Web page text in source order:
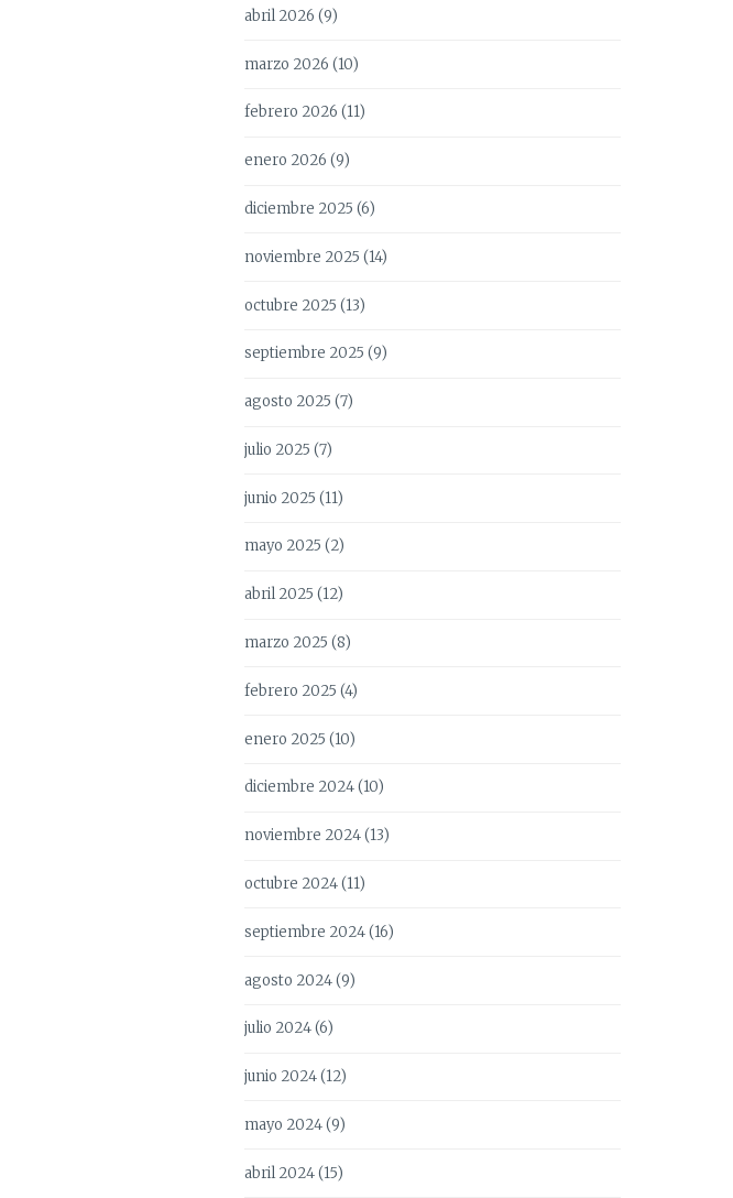
abril 2026 (9)
marzo 2026 (10)
febrero 2026 (11)
enero 2026 (9)
diciembre 2025 (6)
noviembre 2025 (14)
octubre 2025 (13)
septiembre 2025 (9)
agosto 2025 (7)
julio 2025 (7)
junio 2025 (11)
mayo 2025 (2)
abril 2025 (12)
marzo 2025 (8)
febrero 2025 (4)
enero 2025 (10)
diciembre 2024(10)
noviembre 2024(13)
octubre 2024(11)
septiembre 2024(16)
agosto 2024(9)
julio 2024(6)
junio 2024(12)
mayo 2024(9)
abril 2024(15)